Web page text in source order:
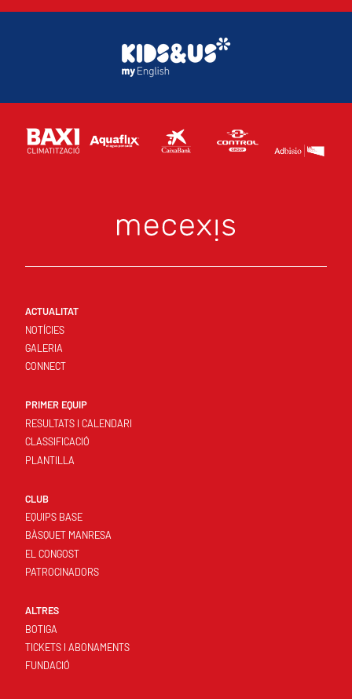
ACTUALITAT
NOTÍCIES
GALERIA
CONNECT
PRIMER EQUIP
RESULTATS I CALENDARI
CLASSIFICACIÓ
PLANTILLA
CLUB
EQUIPS BASE
BÀSQUET MANRESA
EL CONGOST
PATROCINADORS
ALTRES
BOTIGA
TICKETS I ABONAMENTS
FUNDACIÓ